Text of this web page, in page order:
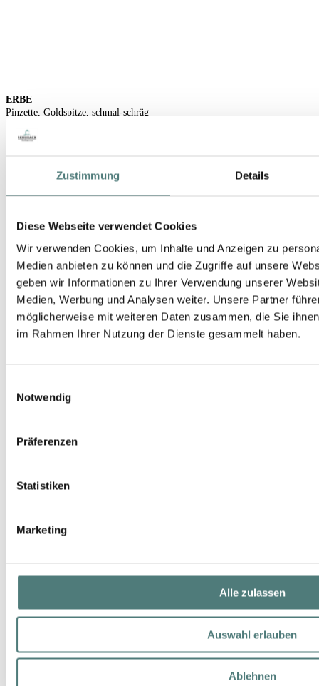
Zustimmung Details
Diese Webseite verwendet Cookies
Wir verwenden Cookies, um Inhalte und Anzeigen zu
Medien anbieten zu können und die Zugriffe auf unsere
geben wir Informationen zu Ihrer Verwendung unserer
Medien, Werbung und Analysen weiter. Unsere Partner
möglicherweise mit weiteren Daten zusammen, die Sie
im Rahmen Ihrer Nutzung der Dienste gesammelt haben.
Notwendig
Präferenzen
Statistiken
Marketing
Alle zulassen
Auswahl erlauben
Ablehnen
ERBE
Pinzette, Goldspitze, schmal-schräg
1 Stück (9,99 € / 1 Stück)
ERBE
Keramik-Fußfeile